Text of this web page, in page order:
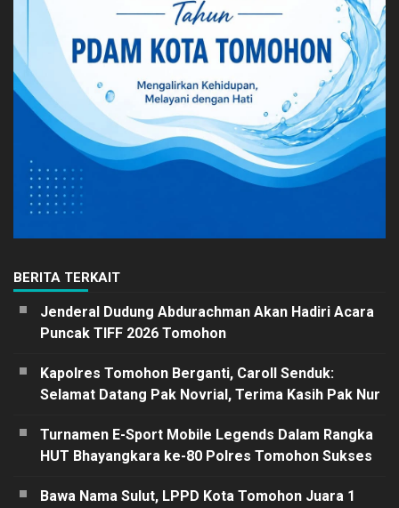
BERITA TERKAIT
Jenderal Dudung Abdurachman Akan Hadiri Acara
Puncak TIFF 2026 Tomohon
Kapolres Tomohon Berganti, Caroll Senduk:
Selamat Datang Pak Novrial, Terima Kasih Pak Nur
Turnamen E-Sport Mobile Legends Dalam Rangka
HUT Bhayangkara ke-80 Polres Tomohon Sukses
Bawa Nama Sulut, LPPD Kota Tomohon Juara 1